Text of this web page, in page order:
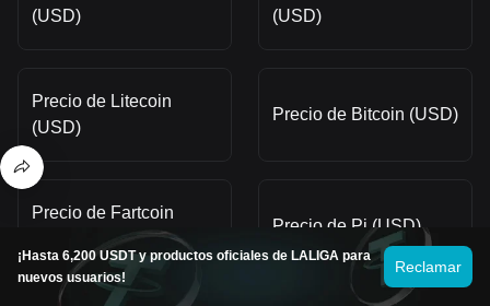
(USD)
(USD)
Precio de Litecoin
(USD)
Precio de Bitcoin (USD)
Precio de Fartcoin
Precio de Pi (USD)
¡Hasta 6,200 USDT y productos oficiales de LALIGA para
nuevos usuarios!
Reclamar